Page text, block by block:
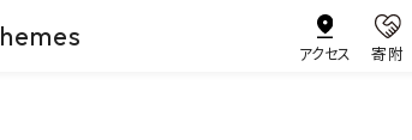
アクセス 寄附